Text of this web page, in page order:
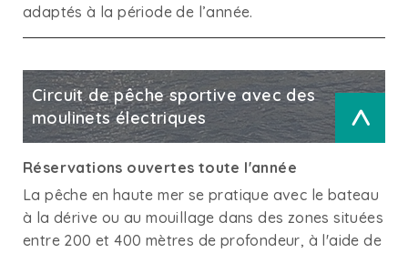
adaptés à la période de l’année.
Circuit de pêche sportive avec des
moulinets électriques
>
Réservations ouvertes toute l'année
La pêche en haute mer se pratique avec le bateau
à la dérive ou au mouillage dans des zones situées
entre 200 et 400 mètres de profondeur, à l'aide de